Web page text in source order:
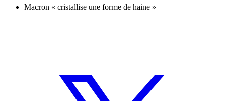
Macron « cristallise une forme de haine »